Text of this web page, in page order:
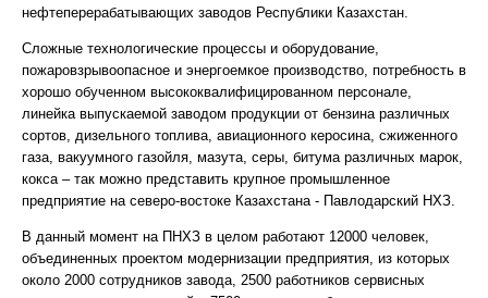
нефтеперерабатывающих заводов Республики Казахстан.
Сложные технологические процессы и оборудование,
пожаровзрывоопасное и энергоемкое производство, потребность в
хорошо обученном высококвалифицированном персонале,
линейка выпускаемой заводом продукции от бензина различных
сортов, дизельного топлива, авиационного керосина, сжиженного
газа, вакуумного газойля, мазута, серы, битума различных марок,
кокса – так можно представить крупное промышленное
предприятие на северо-востоке Казахстана - Павлодарский НХЗ.
В данный момент на ПНХЗ в целом работают 12000 человек,
объединенных проектом модернизации предприятия, из которых
около 2000 сотрудников завода, 2500 работников сервисных